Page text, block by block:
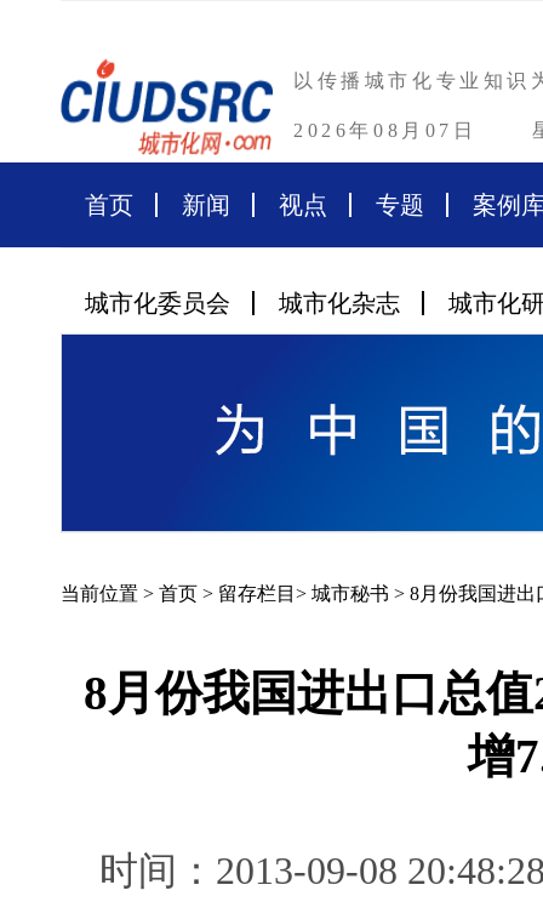
以传播城市化专业知识
2026年08月07日
首页 新闻 视点 专题 案例
城市化委员会 城市化杂志 城市化
当前位置 > 首页 > 留存栏目 > 城市秘书 > 8月份我国进出
8月份我国进出口总
增
时间：2013-09-08